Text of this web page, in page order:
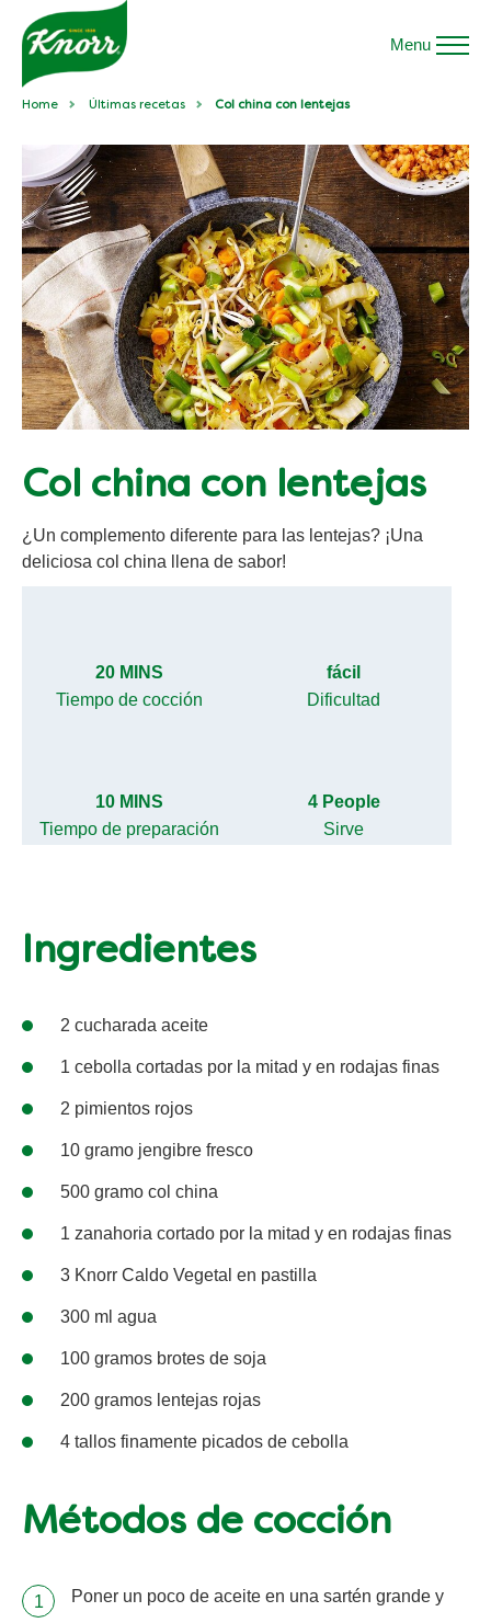
Menu
Home Últimas recetas Col china con lentejas
Col china con lentejas
¿Un complemento diferente para las lentejas? ¡Una
deliciosa col china llena de sabor!
20 MINS
Tiempo de cocción
fácil
Dificultad
10 MINS
Tiempo de preparación
4 People
Sirve
Ingredientes
2 cucharada aceite
1 cebolla cortadas por la mitad y en rodajas finas
2 pimientos rojos
10 gramo jengibre fresco
500 gramo col china
1 zanahoria cortado por la mitad y en rodajas finas
3 Knorr Caldo Vegetal en pastilla
300 ml agua
100 gramos brotes de soja
200 gramos lentejas rojas
4 tallos finamente picados de cebolla
Métodos de cocción
Poner un poco de aceite en una sartén grande y